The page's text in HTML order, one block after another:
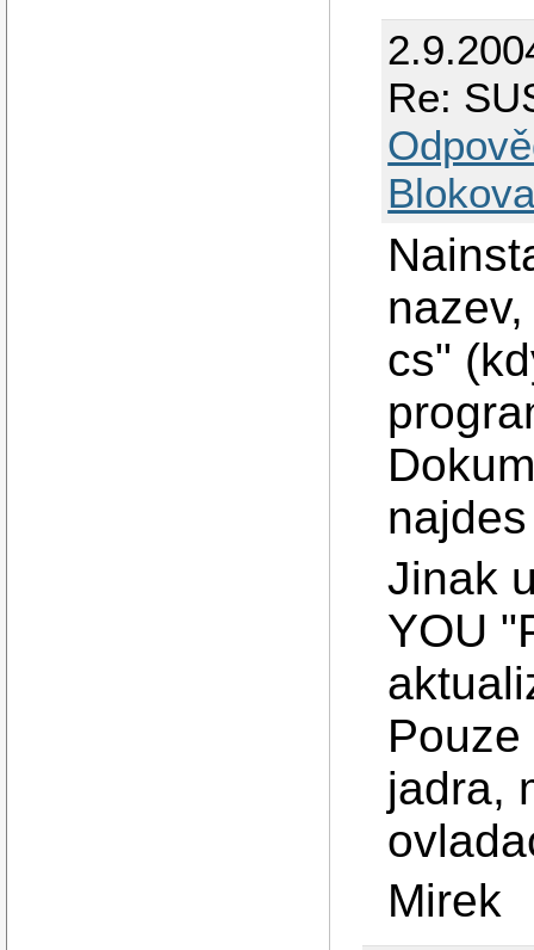
Re:
cs"
Jinak
YOU
jadra,
Mirek